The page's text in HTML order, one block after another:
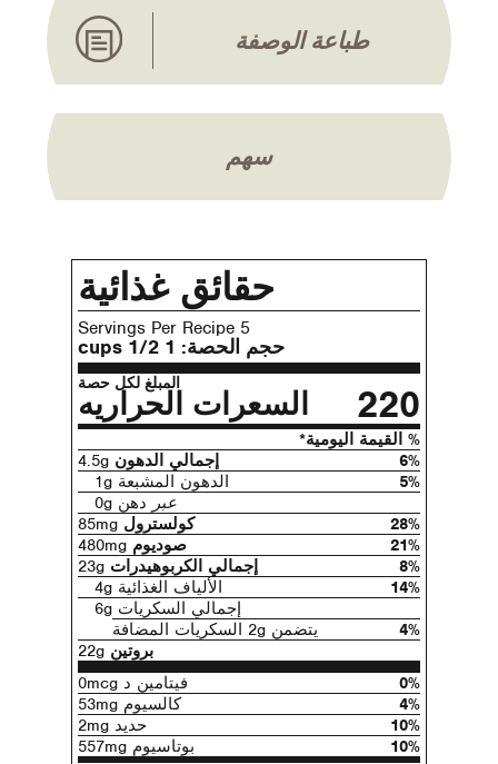
طباعة الوصفة
سهم
حقائق غذائية
5 Servings Per Recipe
حجم الحصة: 1 1/2 cups
المبلغ لكل حصة
السعرات الحراريه 220
% القيمة اليومية*
إجمالي الدهون
6%
الدهون المشبعة 1g
5%
عبر دهن 0g
كولسترول
28%
صوديوم
21%
إجمالي الكربوهيدرات
8%
الألياف الغذائية 4g
14%
إجمالي السكريات 6g
يتضمن 2g السكريات المضافة
4%
بروتين
فيتامين د 0mcg
0%
كالسيوم 53mg
4%
حديد 2mg
10%
بوتاسيوم 557mg
10%